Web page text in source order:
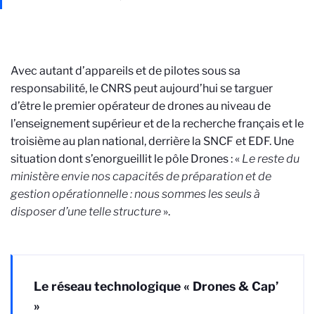
Avec autant d’appareils et de pilotes sous sa
responsabilité, le CNRS peut aujourd’hui se targuer
d’être le premier opérateur de drones au niveau de
l’enseignement supérieur et de la recherche français et le
troisième au plan national, derrière la SNCF et EDF. Une
situation dont s’enorgueillit le pôle Drones : « Le reste du
ministère envie nos capacités de préparationet de
gestion opérationnelle: nous sommes les seuls à
disposer d’une telle structure ».
Le réseau technologique « Drones & Cap’
»